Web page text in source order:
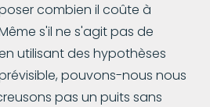
combien il coûte à
s'il ne s'agit pas de
utilisant des hypothèses
pouvons-nous nous
pas un puits sans